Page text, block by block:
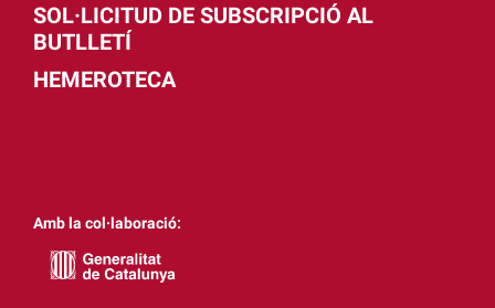
SOL·LICITUD DE SUBSCRIPCIÓ AL
BUTLLETÍ
HEMEROTECA
Amb la col·laboració: